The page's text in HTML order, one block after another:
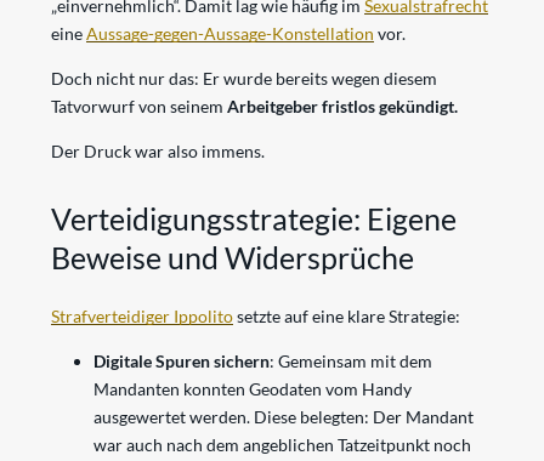
„einvernehmlich“. Damit lag wie häufig im Sexualstrafrecht
eineAussage-gegen-Aussage-Konstellation vor.
Doch nicht nur das: Er wurde bereits wegen diesem
Tatvorwurf von seinem Arbeitgeber fristlos gekündigt.
Der Druck war also immens.
Verteidigungsstrategie: Eigene
Beweise und Widersprüche
Strafverteidiger Ippolitosetzte auf eine klare Strategie:
Digitale Spuren sichern: Gemeinsam mit dem
Mandanten konnten Geodaten vom Handy
ausgewertet werden. Diese belegten: Der Mandant
war auch nach dem angeblichen Tatzeitpunkt noch